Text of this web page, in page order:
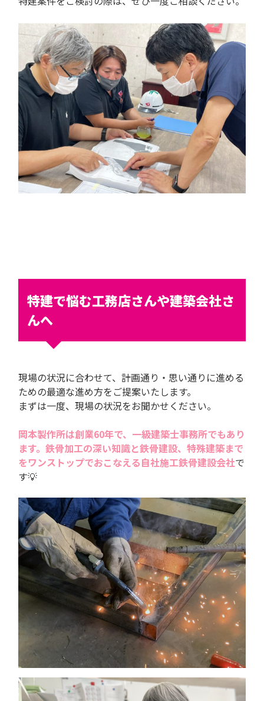
特建で悩む工務店さんや建築会社さ
んへ
現場の状況に合わせて、計画通り・思い通りに進める
ための最適な進め方をご提案いたします。
まずは一度、現場の状況をお聞かせください。
岡本製作所は創業60年で、一級建築士事務所でもあり
ます。鉄骨加工の深い知識と鉄骨建設、特殊建築まで
をワンストップでおこなえる自社施工鉄骨建設会社で
す💡